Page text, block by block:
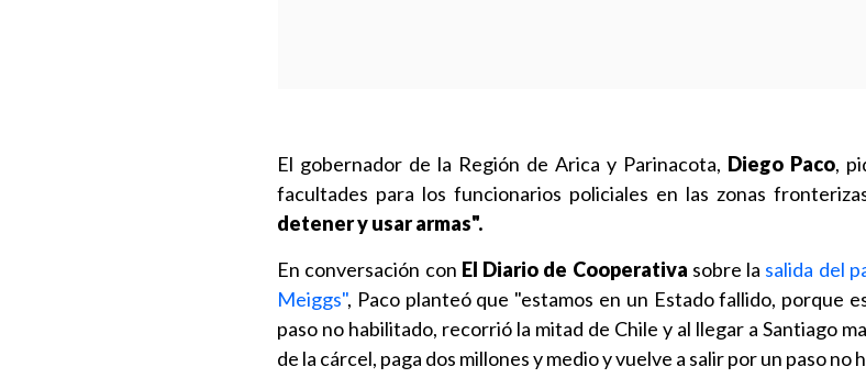
El gobernador de la Región de Arica y Parinacota, Diego Paco,
facultades para los funcionarios policiales en las zonas
detener y usar armas".
En conversación con El Diario de Cooperativa sobre la salida del
Meiggs", Paco planteó que "estamos en un Estado fallido, porque
paso no habilitado, recorrió la mitad de Chile y al llegar a Santiago
de la cárcel, paga dos millones y medio y vuelve a salir por un paso no